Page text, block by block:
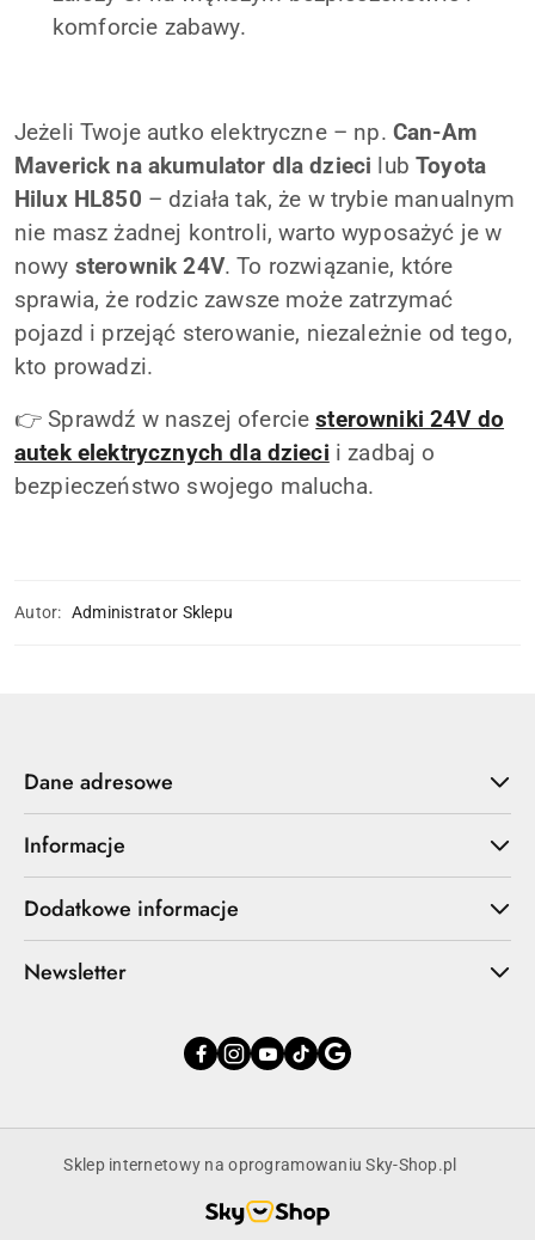
komforcie zabawy.
Jeżeli Twoje autko elektryczne – np. Can-Am
Maverick na akumulator dla dzieci lubToyota
Hilux HL850 – działa tak, że w trybie manualnym
nie masz żadnej kontroli, warto wyposażyć je w
nowy sterownik 24V. To rozwiązanie, które
sprawia, że rodzic zawsze może zatrzymać
pojazd i przejąć sterowanie, niezależnie od tego,
kto prowadzi.
👉 Sprawdź w naszej oferciesterowniki 24V do
autek elektrycznych dla dzieci i zadbaj o
bezpieczeństwo swojego malucha.
Autor: Administrator Sklepu
Dane adresowe
Informacje
Dodatkowe informacje
Newsletter
Sklep internetowy na oprogramowaniu Sky-Shop.pl